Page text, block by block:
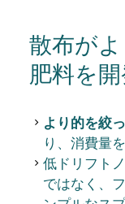
散布が
肥料を開
より的を絞
り、消費量
低ドリフト
ではなく、